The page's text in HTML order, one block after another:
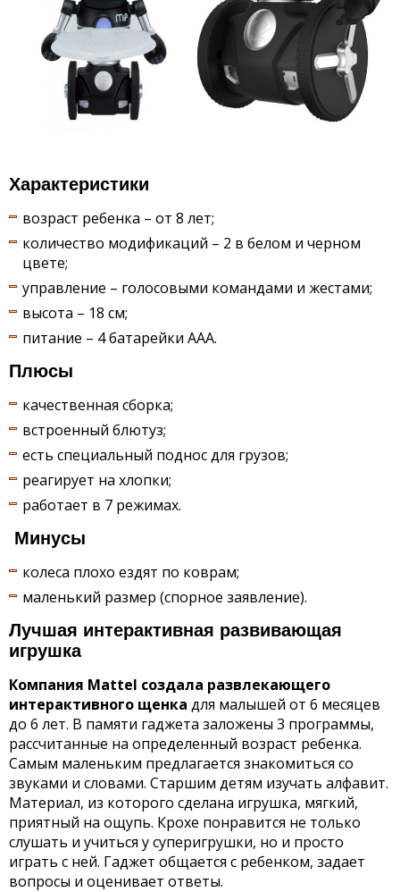
Характеристики
возраст ребенка – от 8 лет;
количество модификаций – 2 в белом и черном
цвете;
управление – голосовыми командами и жестами;
высота – 18 см;
питание – 4 батарейки ААА.
Плюсы
качественная сборка;
встроенный блютуз;
есть специальный поднос для грузов;
реагирует на хлопки;
работает в 7 режимах.
Минусы
колеса плохо ездят по коврам;
маленький размер (спорное заявление).
Лучшая интерактивная развивающая
игрушка
Компания Mattel создала развлекающего
интерактивного щенка для малышей от 6 месяцев
до 6 лет. В памяти гаджета заложены 3 программы,
рассчитанные на определенный возраст ребенка.
Самым маленьким предлагается знакомиться со
звуками и словами. Старшим детям изучать алфавит.
Материал, из которого сделана игрушка, мягкий,
приятный на ощупь. Крохе понравится не только
слушать и учиться у суперигрушки, но и просто
играть с ней. Гаджет общается с ребенком, задает
вопросы и оценивает ответы.